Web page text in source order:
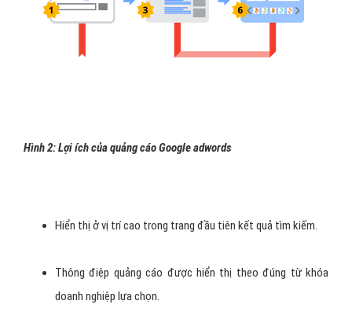
Hình 2: Lợi ích của quảng cáo Google adwords
Hiển thị ở vị trí cao trong trang đầu tiên kết quả tìm kiếm.
Thông điệp quảng cáo được hiển thị theo đúng từ khóa
doanh nghiệp lựa chọn.